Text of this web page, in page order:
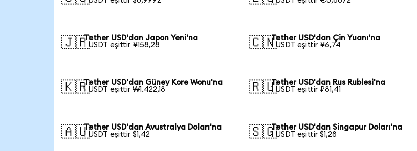
🇯🇵Tether USD'dan Japon Yeni'na
1 USDT eşittir ¥158,28
🇨🇳Tether USD'dan Çin Yuanı'na
1 USDT eşittir ¥6,74
🇰🇷Tether USD'dan Güney Kore Wonu'na
1 USDT eşittir ₩1.422,18
🇷🇺Tether USD'dan Rus Rublesi'na
1 USDT eşittir ₽81,41
🇦🇺Tether USD'dan Avustralya Doları'na
1 USDT eşittir $1,42
🇸🇬Tether USD'dan Singapur Doları'na
1 USDT eşittir $1,28